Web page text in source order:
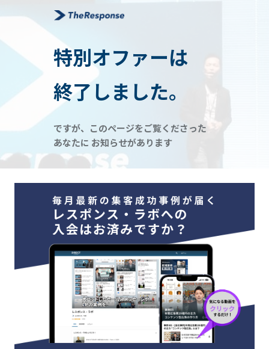
特別オファーは
終了しました。
ですが、このページをご覧くださった
あなたに お知らせがあります